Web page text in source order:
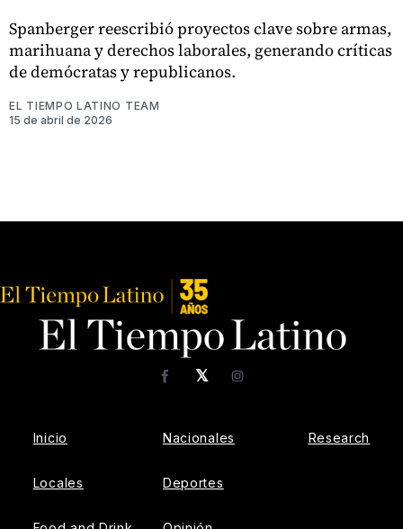
Spanberger reescribió proyectos clave sobre armas,
marihuana y derechos laborales, generando críticas
de demócratas y republicanos.
EL TIEMPO LATINO TEAM
15 de abril de 2026
𝕏
FacebookInstagram
Inicio
Locales
Nacionales
Deportes
Research